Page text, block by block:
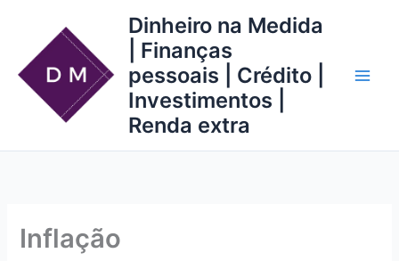
conteúdo
Dinheiro na Medida
| Finanças
pessoais | Crédito |
Investimentos |
Renda extra
Inflação